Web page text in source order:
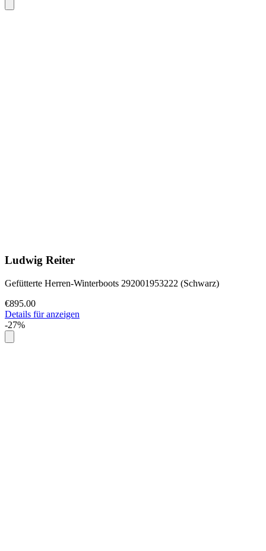
Ludwig Reiter
Gefütterte Herren-Winterboots 292001953222 (Schwarz)
€895.00
Details für anzeigen
-27%